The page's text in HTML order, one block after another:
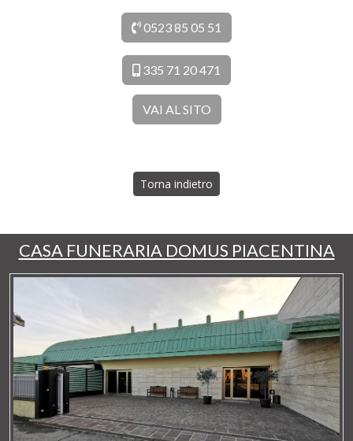
0523 85 05 51
335 71 20 471
VAI AL SITO
Torna indietro
CASA FUNERARIA DOMUS PIACENTINA